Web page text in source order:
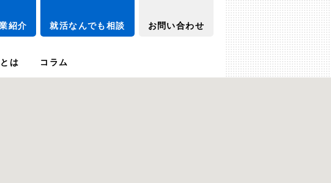
紹介 就活なんでも相談 お問い合わせ
は コラム